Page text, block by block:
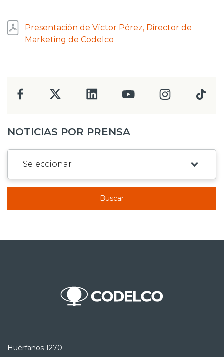
Presentación de Víctor Pérez, Director de
Marketing de Codelco
NOTICIAS POR PRENSA
Buscar
Huérfanos 1270